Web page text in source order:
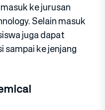
ke jurusan
Selain masuk
juga dapat
ke jenjang